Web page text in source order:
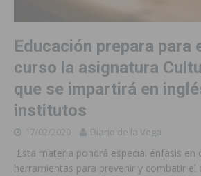
Educación prepara para
curso la asignatura
que se impartirá en
institutos
17/02/2020 Diario de la Vega
Esta materia pondrá especial énfasis en
herramientas para prevenir y combatir el